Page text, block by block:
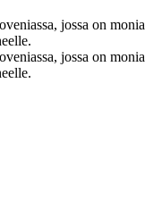
jossa on monia
jossa on monia